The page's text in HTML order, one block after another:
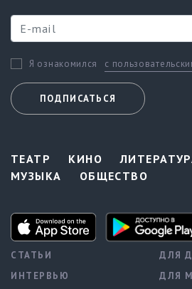
Я ознакомился с
ПОДПИСАТЬСЯ
ТЕАТР КИНО
МУЗЫКА
ОБЩЕСТВО
СТАТЬИ
ИНТЕРВЬЮ
ДЛЯ
ДЛЯ